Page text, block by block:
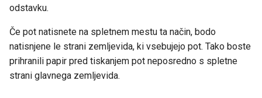
odstavku.
Če pot natisnete na spletnem mestu ta način, bodo
natisnjene le strani zemljevida, ki vsebujejo pot. Tako boste
prihranili papir pred tiskanjem pot neposredno s spletne
strani glavnega zemljevida.